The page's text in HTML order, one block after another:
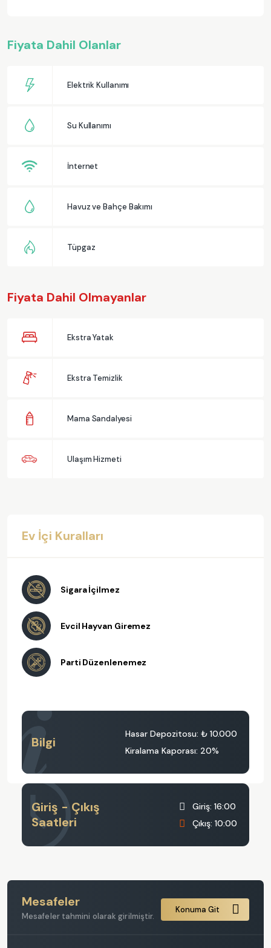
Fiyata Dahil Olanlar
Elektrik Kullanımı
Su Kullanımı
İnternet
Havuz ve Bahçe Bakımı
Tüpgaz
Fiyata Dahil Olmayanlar
Ekstra Yatak
Ekstra Temizlik
Mama Sandalyesi
Ulaşım Hizmeti
Ev İçi Kuralları
Sigara İçilmez
Evcil Hayvan Giremez
Parti Düzenlenemez
Bilgi
Hasar Depozitosu: ₺ 10.000
Kiralama Kaporası: 20%
Giriş - Çıkış
Saatleri
Giriş: 16:00
Çıkış: 10:00
Mesafeler
Mesafeler tahmini olarak girilmiştir.
Konuma Git